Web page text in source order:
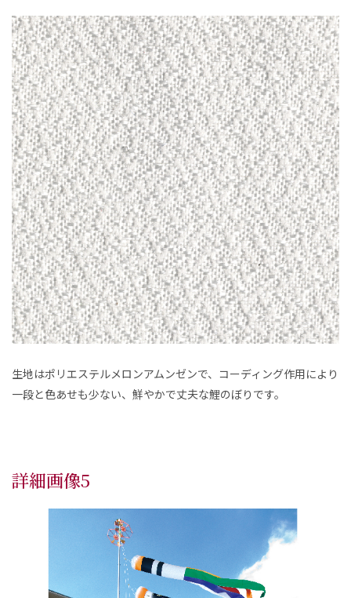
生地はポリエステルメロンアムンゼンで、コーディング作用により
一段と色あせも少ない、鮮やかで丈夫な鯉のぼりです。
詳細画像5